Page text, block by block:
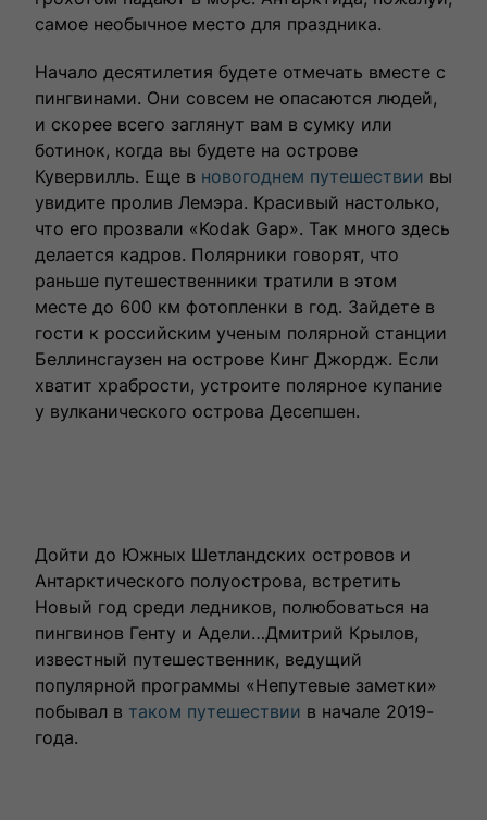
самое необычное место для праздника.
Начало десятилетия будете отмечать вместе с
пингвинами. Они совсем не опасаются людей,
и скорее всего заглянут вам в сумку или
ботинок, когда вы будете на острове
Кувервилль. Еще в новогоднем путешествии вы
увидите пролив Лемэра. Красивый настолько,
что его прозвали «Kodak Gap». Так много здесь
делается кадров. Полярники говорят, что
раньше путешественники тратили в этом
месте до 600 км фотопленки в год. Зайдете в
гости к российским ученым полярной станции
Беллинсгаузен на острове Кинг Джордж. Если
хватит храбрости, устроите полярное купание
у вулканического острова Десепшен.
Дойти до Южных Шетландских островов и
Антарктического полуострова, встретить
Новый год среди ледников, полюбоваться на
пингвинов Генту и Адели…Дмитрий Крылов,
известный путешественник, ведущий
популярной программы «Непутевые заметки»
побывал в таком путешествии в начале 2019-
года.